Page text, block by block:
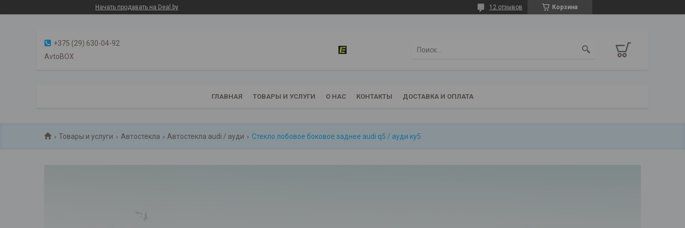
Начать продавать на Deal.by Корзина
12 отзывов
+375 (29) 630-04-92
AvtoBOX
ГЛАВНАЯ ТОВАРЫ И УСЛУГИ О НАС КОНТАКТЫ ДОСТАВКА И ОПЛАТА
Товары и услуги Автостекла Автостекла audi / ауди Стекло лобовое боковое заднее audi q5 / ауди ку5